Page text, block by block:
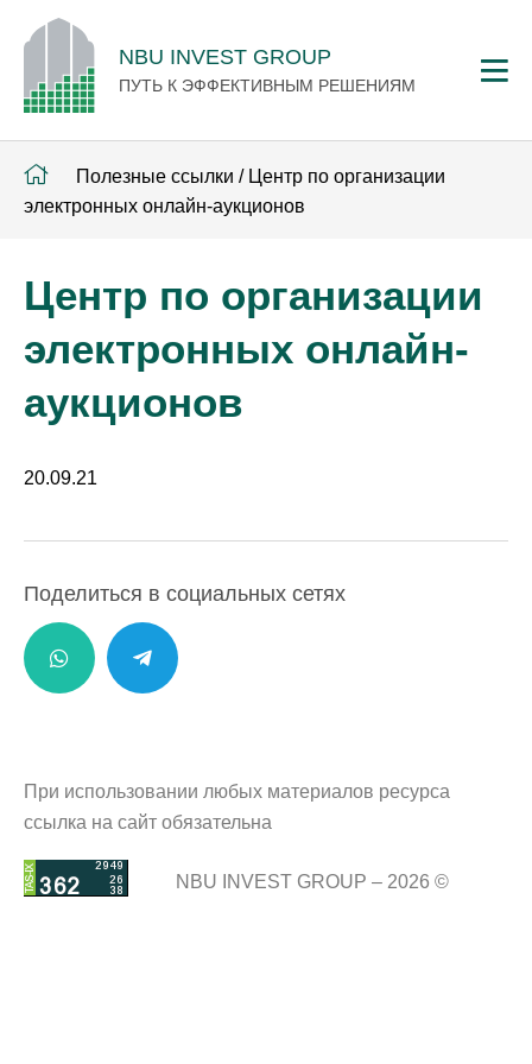
NBU INVEST GROUP
ПУТЬ К ЭФФЕКТИВНЫМ РЕШЕНИЯМ
Полезные ссылки / Центр по организации
электронных онлайн-аукционов
Центр по организации
электронных онлайн-
аукционов
20.09.21
Поделиться в социальных сетях
При использовании любых материалов ресурса
ссылка на сайт обязательна
NBU INVEST GROUP – 2026 ©